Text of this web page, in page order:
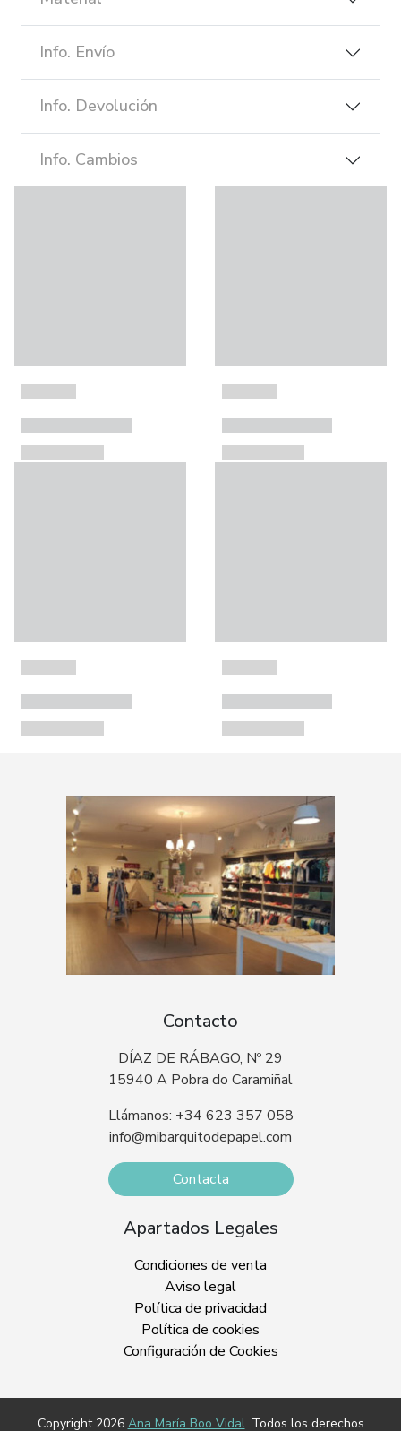
Info. Envío
Info. Devolución
Info. Cambios
Contacto
DÍAZ DE RÁBAGO, Nº 29
15940 A Pobra do Caramiñal
Llámanos: +34 623 357 058
info@mibarquitodepapel.com
Contacta
Apartados Legales
Condiciones de venta
Aviso legal
Política de privacidad
Política de cookies
Configuración de Cookies
Copyright 2026 Ana María Boo Vidal. Todos los derechos